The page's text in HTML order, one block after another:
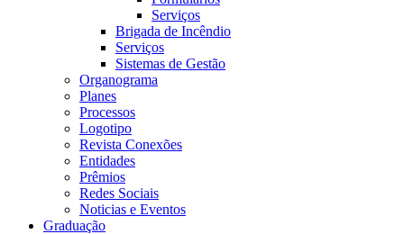
Serviços
Brigada de Incêndio
Serviços
Sistemas de Gestão
Organograma
Planes
Processos
Logotipo
Revista Conexões
Entidades
Prêmios
Redes Sociais
Noticias e Eventos
Graduação